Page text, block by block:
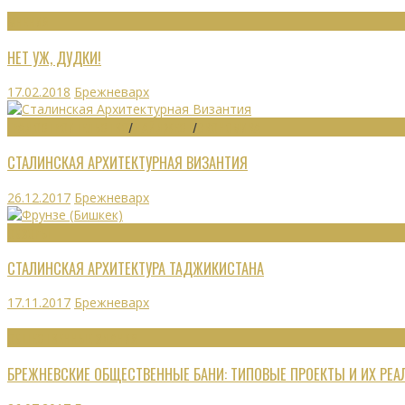
НЕТ УЖ, ДУДКИ!
17.02.2018 Брежневарх
/ /
СТАЛИНСКАЯ АРХИТЕКТУРНАЯ ВИЗАНТИЯ
26.12.2017 Брежневарх
СТАЛИНСКАЯ АРХИТЕКТУРА ТАДЖИКИСТАНА
17.11.2017 Брежневарх
БРЕЖНЕВСКИЕ ОБЩЕСТВЕННЫЕ БАНИ: ТИПОВЫЕ ПРОЕКТЫ И ИХ